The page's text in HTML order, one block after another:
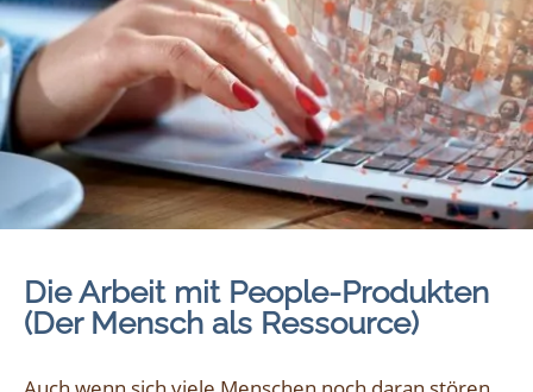
Die Arbeit mit People-Produkten
(Der Mensch als Ressource)